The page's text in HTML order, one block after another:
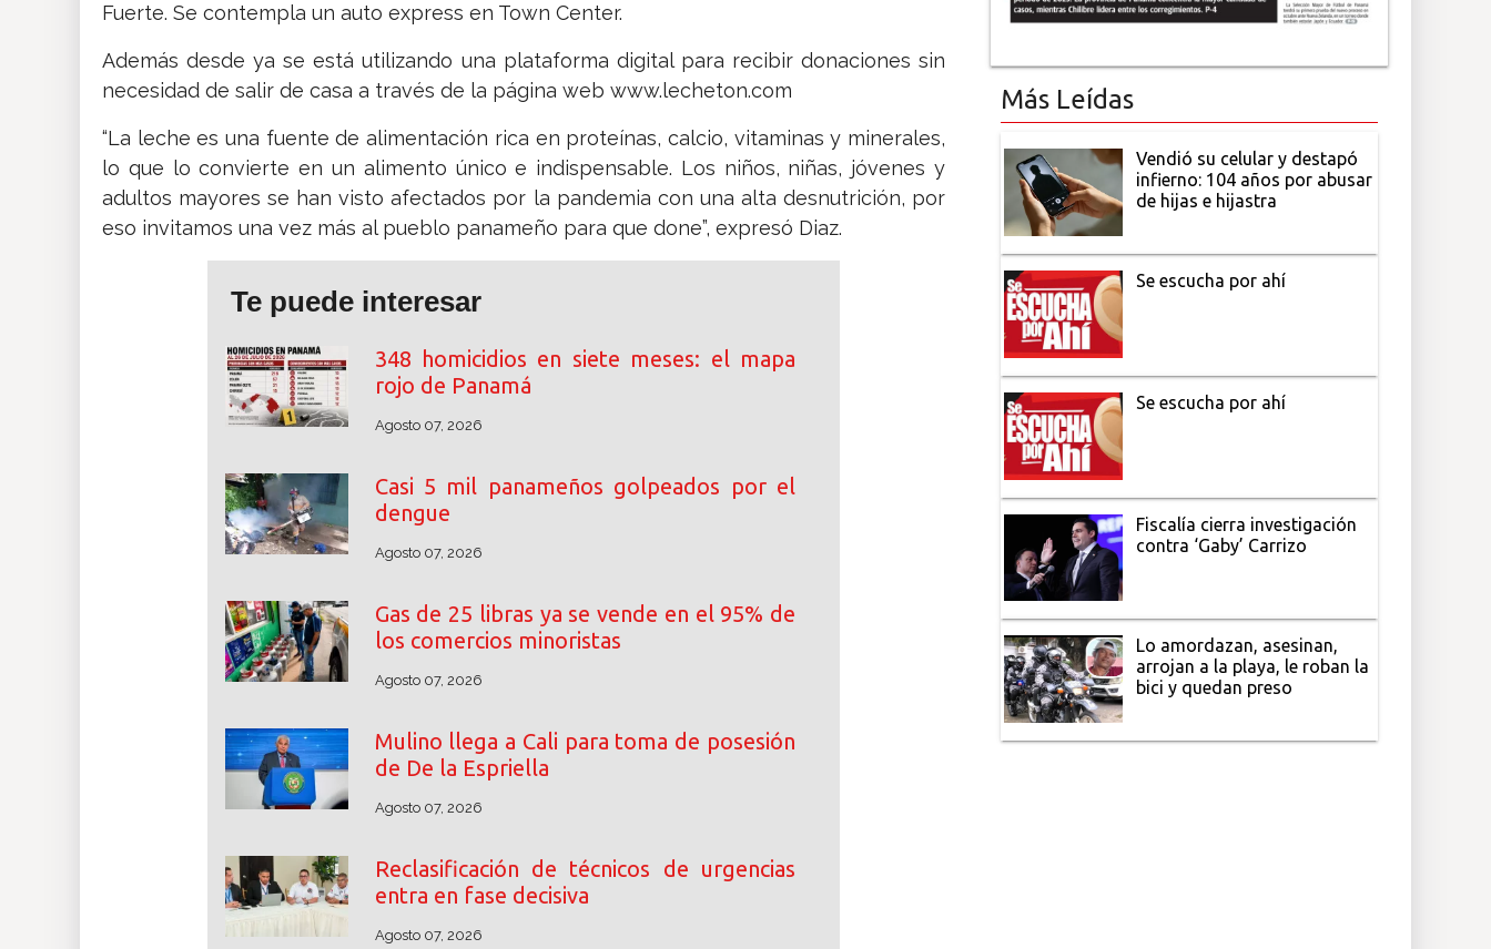
Fuerte. Se contempla un auto express en Town Center.
Además desde ya se está utilizando una plataforma digital para recibir donaciones sin
necesidad de salir de casa a través de la página web www.lecheton.com
“La leche es una fuente de alimentación rica en proteínas, calcio, vitaminas y minerales,
lo que lo convierte en un alimento único e indispensable. Los niños, niñas, jóvenes y
adultos mayores se han visto afectados por la pandemia con una alta desnutrición, por
eso invitamos una vez más al pueblo panameño para que done”, expresó Diaz.
Te puede interesar
348 homicidios en siete meses: el mapa
rojo de Panamá
Agosto 07, 2026
Casi 5 mil panameños golpeados por el
dengue
Agosto 07, 2026
Gas de 25 libras ya se vende en el 95% de
los comercios minoristas
Agosto 07, 2026
Mulino llega a Cali para toma de posesión
de De la Espriella
Agosto 07, 2026
Reclasificación de técnicos de urgencias
entra en fase decisiva
Agosto 07, 2026
Más Leídas
Vendió su celular y destapó
infierno: 104 años por abusar
de hijas e hijastra
Se escucha por ahí
Se escucha por ahí
Fiscalía cierra investigación
contra ‘Gaby’ Carrizo
Lo amordazan, asesinan,
arrojan a la playa, le roban la
bici y quedan preso